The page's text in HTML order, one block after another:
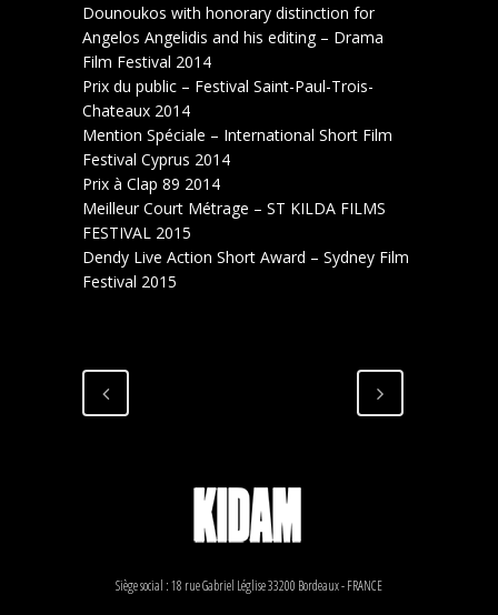
Dounoukos with honorary distinction for
Angelos Angelidis and his editing – Drama
Film Festival 2014
Prix du public – Festival Saint-Paul-Trois-
Chateaux 2014
Mention Spéciale – International Short Film
Festival Cyprus 2014
Prix à Clap 89 2014
Meilleur Court Métrage – ST KILDA FILMS
FESTIVAL 2015
Dendy Live Action Short Award – Sydney Film
Festival 2015
Siège social : 18 rue Gabriel Léglise 33200 Bordeaux - FRANCE